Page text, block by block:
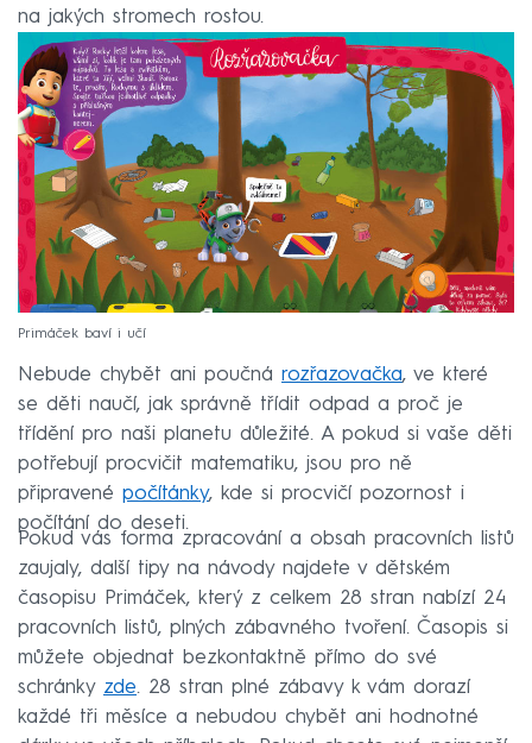
na jakých stromech rostou.
Primáček baví i učí
Nebude chybět ani poučná rozřazovačka, ve které
se děti naučí, jak správně třídit odpad a proč je
třídění pro naši planetu důležité. A pokud si vaše děti
potřebují procvičit matematiku, jsou pro ně
připravené počítánky, kde si procvičí pozornost i
počítání do deseti.
Pokud vás forma zpracování a obsah pracovních listů
zaujaly, další tipy na návody najdete v dětském
časopisu Primáček, který z celkem 28 stran nabízí 24
pracovních listů, plných zábavného tvoření. Časopis si
můžete objednat bezkontaktně přímo do své
schránky zde. 28 stran plné zábavy k vám dorazí
každé tři měsíce a nebudou chybět ani hodnotné